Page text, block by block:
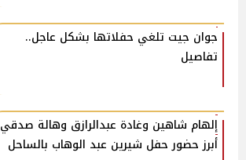
جوان جيت تلغي حفلاتها بشكل عاجل..
تفاصيل
إلهام شاهين وغادة عبدالرازق وهالة صدقي
أبرز حضور حفل شيرين عبد الوهاب بالساحل